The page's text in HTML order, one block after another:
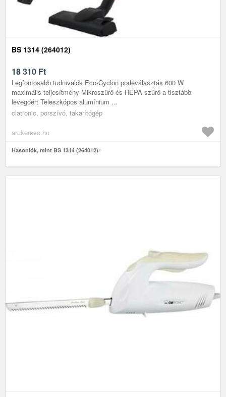
BS 1314 (264012)
18 310 Ft
Legfontosabb tudnivalók Eco-Cyclon porleválasztás 600 W
maximális teljesítmény Mikroszűrő és HEPA szűrő a tisztább
levegőért Teleszkópos alumínium ...
clatronic, porszívó, takarítógép
arukereso.hu
Hasonlók, mint BS 1314 (264012)